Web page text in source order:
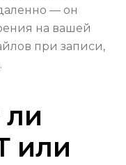
— он
на вашей
при записи,
или